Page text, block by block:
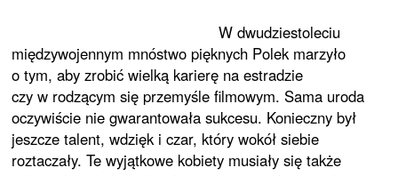
W dwudziestoleciu
międzywojennym mnóstwo pięknych Polek marzyło
o tym, aby zrobić wielką karierę na estradzie
czy w rodzącym się przemyśle filmowym. Sama uroda
oczywiście nie gwarantowała sukcesu. Konieczny był
jeszcze talent, wdzięk i czar, który wokół siebie
roztaczały. Te wyjątkowe kobiety musiały się także